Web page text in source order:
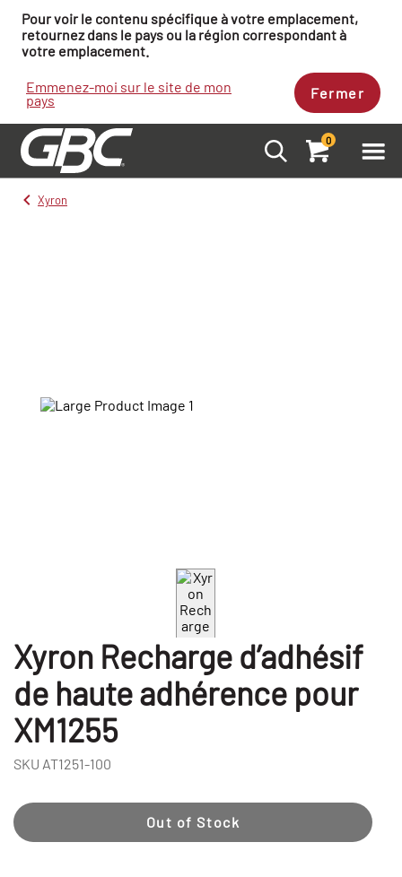
Pour voir le contenu spécifique à votre emplacement,
retournez dans le pays ou la région correspondant à
votre emplacement.
Emmenez-moi sur le site de mon
pays Fermer
0
Xyron
Xyron Recharge d’adhésif
de haute adhérence pour
XM1255
SKU AT1251-100
Out of Stock